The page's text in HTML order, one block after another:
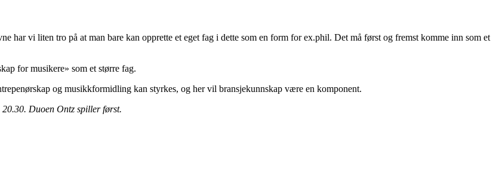
har vi liten tro på at man bare kan opprette et eget fag i dette som en form for ex.phil. Det må først og fremst komme inn som et
for musikere» som et større fag.
og musikkformidling kan styrkes, og her vil bransjekunnskap være en komponent.
Duoen Ontz spiller først.